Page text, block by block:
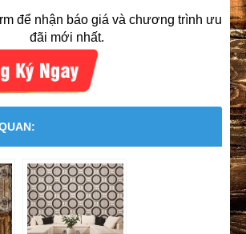
để nhận báo giá và chương trình ưu
đãi mới nhất.